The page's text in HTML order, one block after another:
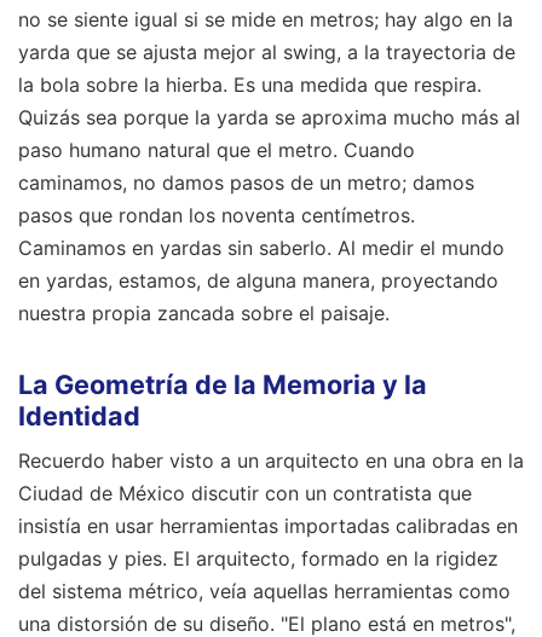
no se siente igual si se mide en metros; hay algo en la
yarda que se ajusta mejor al swing, a la trayectoria de
la bola sobre la hierba. Es una medida que respira.
Quizás sea porque la yarda se aproxima mucho más al
paso humano natural que el metro. Cuando
caminamos, no damos pasos de un metro; damos
pasos que rondan los noventa centímetros.
Caminamos en yardas sin saberlo. Al medir el mundo
en yardas, estamos, de alguna manera, proyectando
nuestra propia zancada sobre el paisaje.
La Geometría de la Memoria y la
Identidad
Recuerdo haber visto a un arquitecto en una obra en la
Ciudad de México discutir con un contratista que
insistía en usar herramientas importadas calibradas en
pulgadas y pies. El arquitecto, formado en la rigidez
del sistema métrico, veía aquellas herramientas como
una distorsión de su diseño. "El plano está en metros",